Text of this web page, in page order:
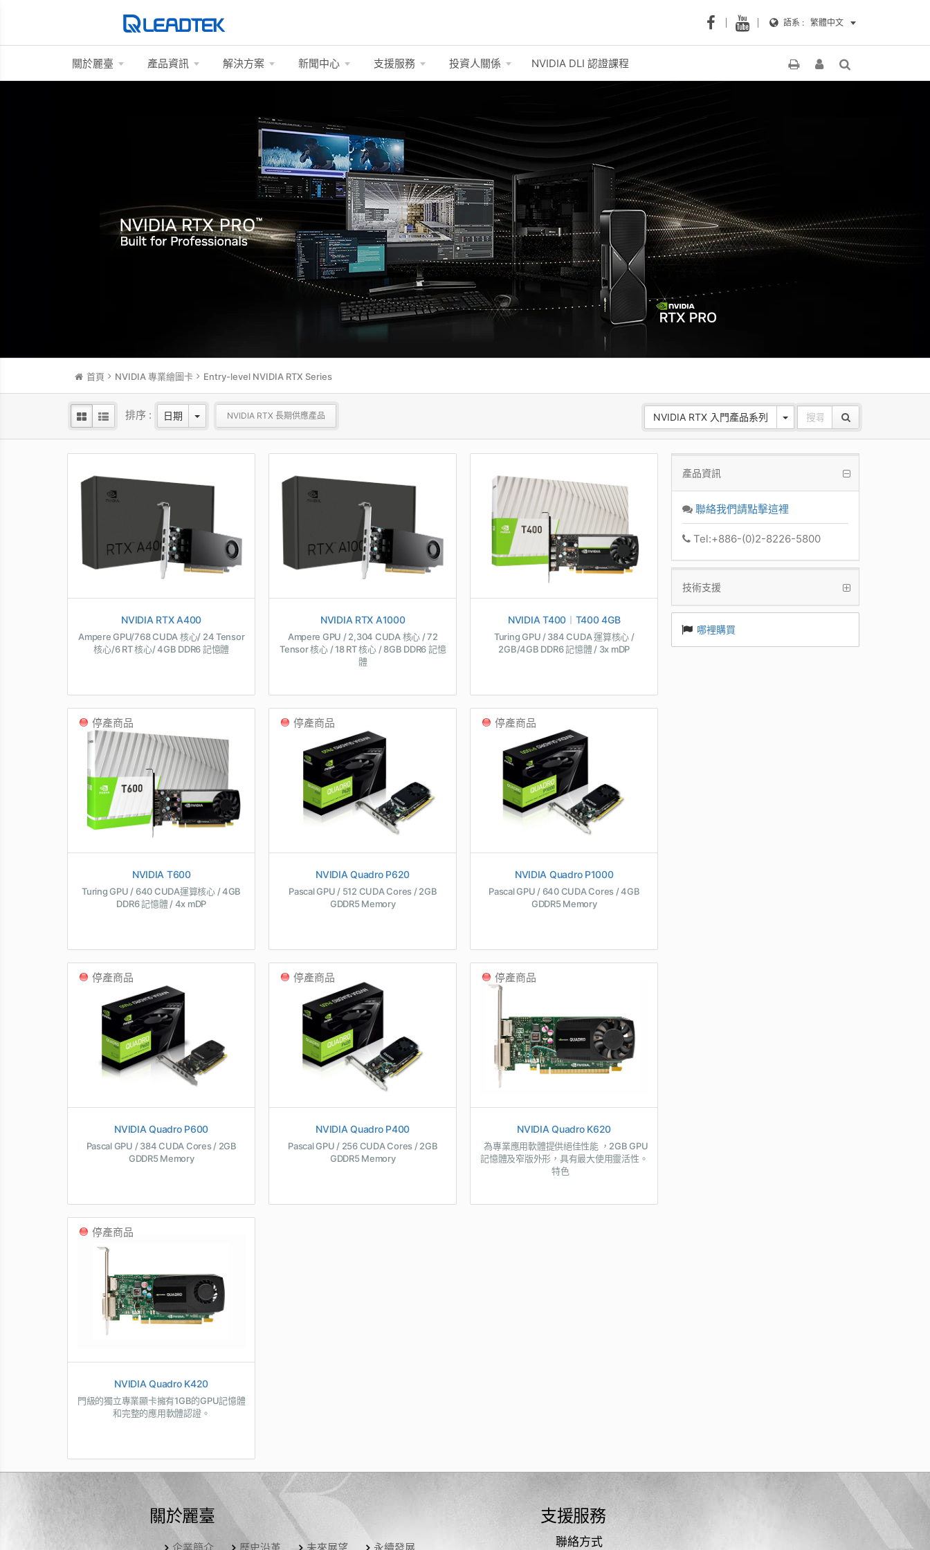
語系 : 繁體中文
關於麗臺 產品資訊 解決方案 新聞中心 支援服務 投資人關係 NVIDIA DLI 認證課程
首頁 NVIDIA 專業繪圖卡 Entry-level NVIDIA RTX Series
排序 : 日期 NVIDIA RTX 長期供應產品 NVIDIA RTX 入門產品系列
NVIDIA RTX A400
Ampere GPU/768 CUDA 核心/ 24 Tensor
核心/6 RT 核心/ 4GB DDR6 記憶體
NVIDIA RTX A1000
Ampere GPU / 2,304 CUDA 核心 / 72
Tensor 核心 / 18 RT 核心 / 8GB DDR6 記憶
體
NVIDIA T400︱T400 4GB
Turing GPU / 384 CUDA 運算核心 /
2GB/4GB DDR6 記憶體 / 3x mDP
停產商品
NVIDIA T600
Turing GPU / 640 CUDA運算核心 / 4GB
DDR6 記憶體 / 4x mDP
停產商品
NVIDIA Quadro P620
Pascal GPU / 512 CUDA Cores / 2GB
GDDR5 Memory
停產商品
NVIDIA Quadro P1000
Pascal GPU / 640 CUDA Cores / 4GB
GDDR5 Memory
停產商品
NVIDIA Quadro P600
Pascal GPU / 384 CUDA Cores / 2GB
GDDR5 Memory
停產商品
NVIDIA Quadro P400
Pascal GPU / 256 CUDA Cores / 2GB
GDDR5 Memory
停產商品
NVIDIA Quadro K620
為專業應用軟體提供絕佳性能 ，2GB GPU
記憶體及窄版外形，具有最大使用靈活性。
特色
停產商品
NVIDIA Quadro K420
門級的獨立專業顯卡擁有1GB的GPU記憶體
和完整的應用軟體認證。
產品資訊
聯絡我們請點擊這裡
Tel:+886-(0)2-8226-5800
技術支援
哪裡購買
關於麗臺 支援服務
聯絡方式